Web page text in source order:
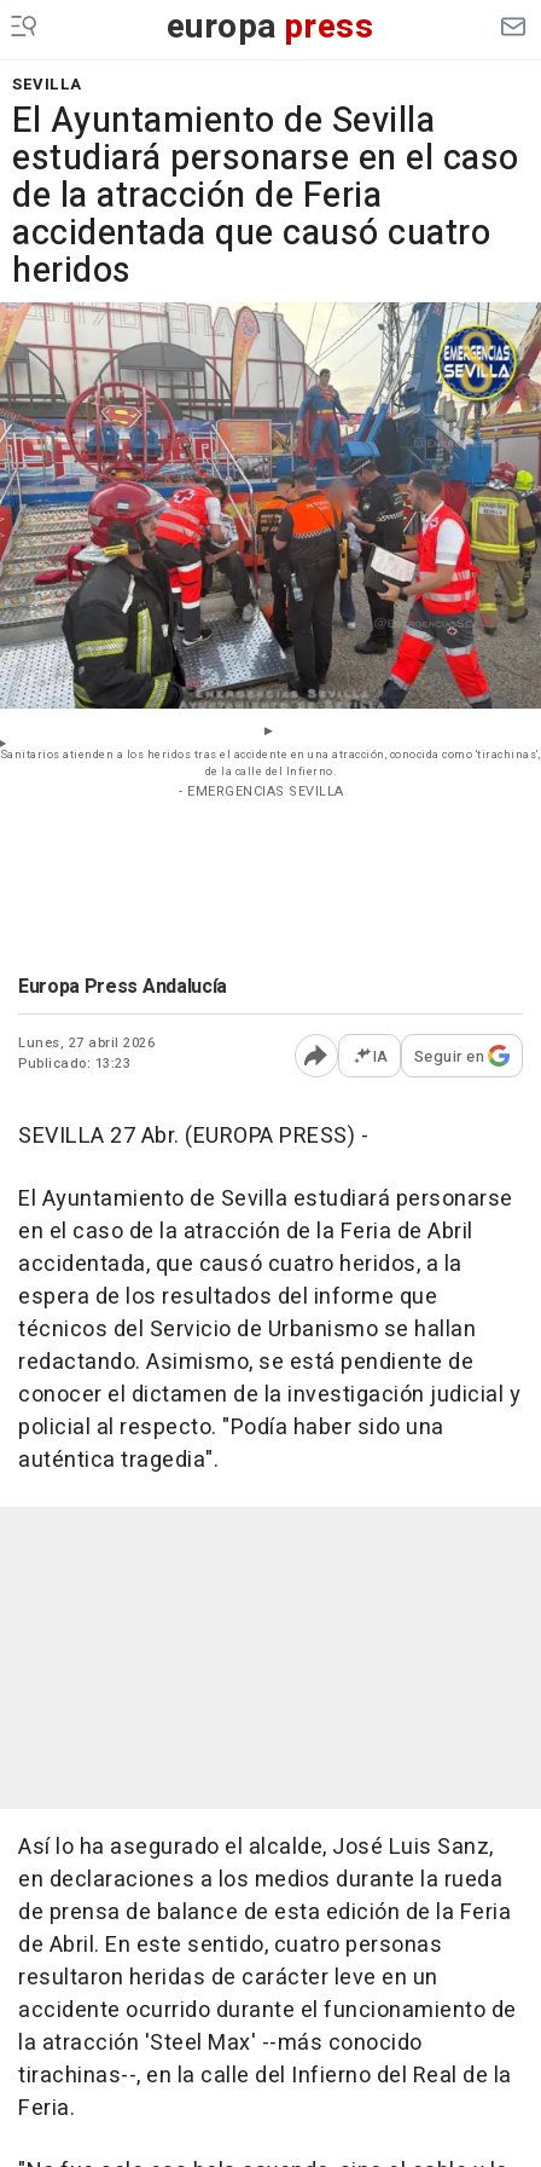
europa press
SEVILLA
El Ayuntamiento de Sevilla
estudiará personarse en el caso
de la atracción de Feria
accidentada que causó cuatro
heridos
Sanitarios atienden a los heridos tras el accidente en una atracción, conocida como 'tirachinas',
de la calle del Infierno.
- EMERGENCIAS SEVILLA
Europa Press Andalucía
Lunes, 27 abril 2026
Publicado: 13:23
Abrir opciones para
IA Seguir en
SEVILLA 27 Abr. (EUROPA PRESS) -
El Ayuntamiento de Sevilla estudiará personarse
en el caso de la atracción de la Feria de Abril
accidentada, que causó cuatro heridos, a la
espera de los resultados del informe que
técnicos del Servicio de Urbanismo se hallan
redactando. Asimismo, se está pendiente de
conocer el dictamen de la investigación judicial y
policial al respecto. "Podía haber sido una
auténtica tragedia".
Así lo ha asegurado el alcalde, José Luis Sanz,
en declaraciones a los medios durante la rueda
de prensa de balance de esta edición de la Feria
de Abril. En este sentido, cuatro personas
resultaron heridas de carácter leve en un
accidente ocurrido durante el funcionamiento de
la atracción 'Steel Max' --más conocido
tirachinas--, en la calle del Infierno del Real de la
Feria.